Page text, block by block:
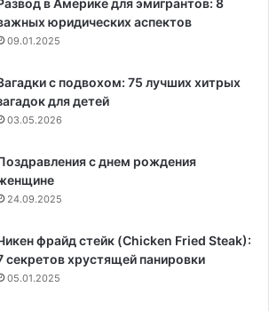
в Америке для эмигрантов: 8
юридических аспектов
09.01.2025
с подвохом: 75 лучших хитрых
для детей
03.05.2026
с днем рождения
24.09.2025
фрайд стейк (Chicken Fried Steak):
секретов хрустящей панировки
05.01.2025